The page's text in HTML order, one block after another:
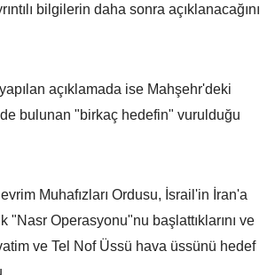
bilgilerin daha sonra açıklanacağını
açıklamada ise Mahşehr'deki
bulunan "birkaç hedefin" vurulduğu
Muhafızları Ordusu, İsrail'in İran'a
"Nasr Operasyonu"nu başlattıklarını ve
ve Tel Nof Üssü hava üssünü hedef